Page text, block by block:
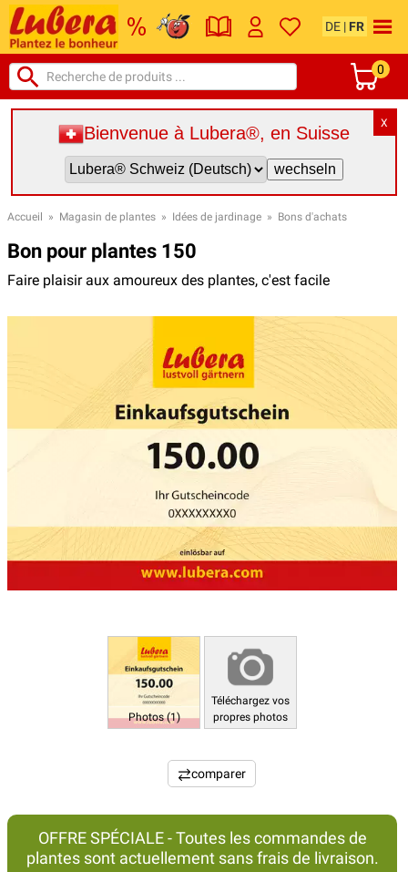
DE | FR
0
X
Bienvenue à Lubera®, en Suisse
Accueil » Magasin de plantes » Idées de jardinage » Bons d'achats
Bon pour plantes 150
Faire plaisir aux amoureux des plantes, c'est facile
Photos (1)
Téléchargez vos
propres photos
comparer
OFFRE SPÉCIALE - Toutes les commandes de
plantes sont actuellement sans frais de livraison.